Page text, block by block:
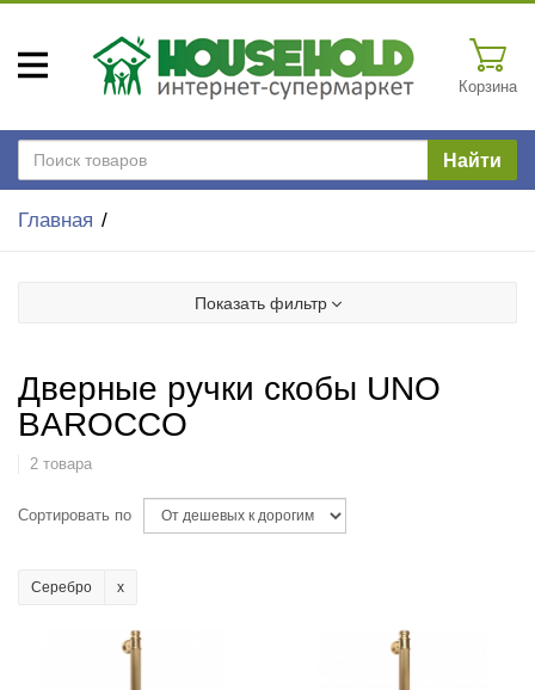
Корзина
Найти
Главная
Показать фильтр
Дверные ручки скобы UNO
BAROCCO
2 товара
Сортировать по
Серебро